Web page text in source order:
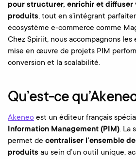
pour structurer, enrichir et diffuser
produits, tout en s’intégrant
écosystème e-commerce comme
Chez Spiriit, nous accompagnons les
mise en œuvre de projets PIM
conversion et la scalabilité.
Qu’est-ce
Akeneo est un éditeur français
Information Management (PIM). La
permet de centraliser l’ensemble
produits au sein d’un outil unique,